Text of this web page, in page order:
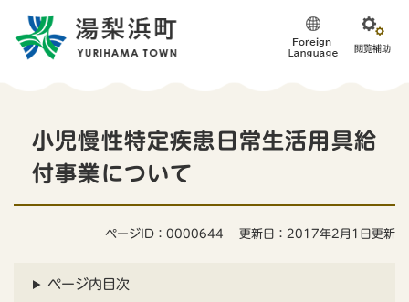
小児慢性特定疾患日常生活用具給
付事業について
ページID：0000644 更新日：2017年2月1日更新
ページ内目次